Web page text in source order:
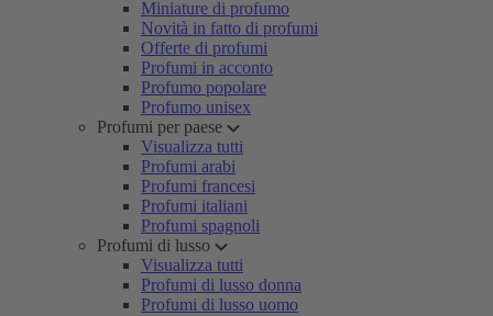
Miniature di profumo
Novità in fatto di profumi
Offerte di profumi
Profumi in acconto
Profumo popolare
Profumo unisex
Profumi per paese
Visualizza tutti
Profumi arabi
Profumi francesi
Profumi italiani
Profumi spagnoli
Profumi di lusso
Visualizza tutti
Profumi di lusso donna
Profumi di lusso uomo